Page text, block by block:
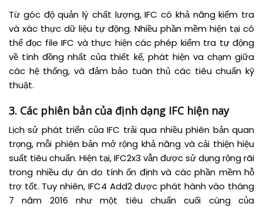
Từ góc độ quản lý chất lượng, IFC có khả năng kiểm tra
và xác thực dữ liệu tự động. Nhiều phần mềm hiện tại có
thể đọc file IFC và thực hiện các phép kiểm tra tự động
về tính đồng nhất của thiết kế, phát hiện va chạm giữa
các hệ thống, và đảm bảo tuân thủ các tiêu chuẩn kỹ
thuật.
3. Các phiên bản của định dạng IFC hiện nay
Lịch sử phát triển của IFC trải qua nhiều phiên bản quan
trọng, mỗi phiên bản mở rộng khả năng và cải thiện hiệu
suất tiêu chuẩn. Hiện tại, IFC2x3 vẫn được sử dụng rộng rãi
trong nhiều dự án do tính ổn định và các phần mềm hỗ
trợ tốt. Tuy nhiên, IFC4 Add2 được phát hành vào tháng
7 năm 2016 như một tiêu chuẩn cuối cùng của